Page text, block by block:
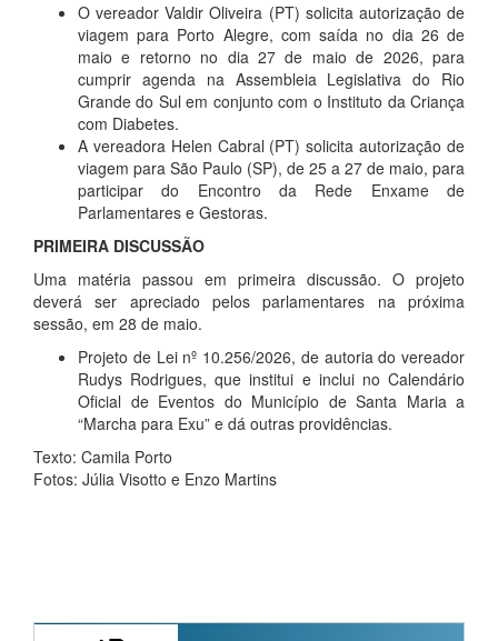
O vereador Valdir Oliveira (PT) solicita autorização de
viagem para Porto Alegre, com saída no dia 26 de
maio e retorno no dia 27 de maio de 2026, para
cumprir agenda na Assembleia Legislativa do Rio
Grande do Sul em conjunto com o Instituto da Criança
com Diabetes.
A vereadora Helen Cabral (PT) solicita autorização de
viagem para São Paulo (SP), de 25 a 27 de maio, para
participar do Encontro da Rede Enxame de
Parlamentares e Gestoras.
PRIMEIRA DISCUSSÃO
Uma matéria passou em primeira discussão. O projeto
deverá ser apreciado pelos parlamentares na próxima
sessão, em 28 de maio.
Projeto de Lei nº 10.256/2026, de autoria do vereador
Rudys Rodrigues, que institui e inclui no Calendário
Oficial de Eventos do Município de Santa Maria a
“Marcha para Exu” e dá outras providências.
Texto: Camila Porto
Fotos: Júlia Visotto e Enzo Martins